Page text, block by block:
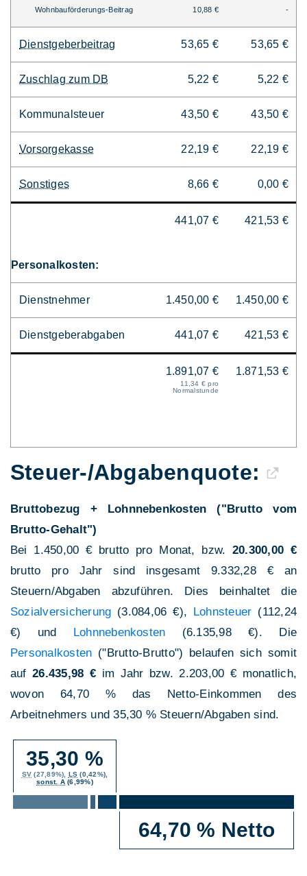
Wohnbauförderungs-Beitrag 10,88 € -
Dienstgeberbeitrag 53,65 € 53,65 €
Zuschlag zum DB 5,22 € 5,22 €
Kommunalsteuer 43,50 € 43,50 €
Vorsorgekasse 22,19 € 22,19 €
Sonstiges 8,66 € 0,00 €
441,07 € 421,53 €
Personalkosten:
Dienstnehmer 1.450,00 € 1.450,00 €
Dienstgeberabgaben 441,07 € 421,53 €
1.891,07 €
11,34 € pro
Normalstunde
1.871,53 €
Steuer-/Abgaben­quote:
Bruttobezug + Lohnnebenkosten ("Brutto vom
Brutto-Gehalt")
Bei 1.450,00 € brutto pro Monat, bzw. 20.300,00 €
brutto pro Jahr sind insgesamt 9.332,28 € an
Steuern/Abgaben abzuführen. Dies beinhaltet die
Sozialversicherung (3.084,06 €), Lohnsteuer (112,24
€) und
Lohnnebenkosten (6.135,98 €). Die
Personalkosten ("Brutto-Brutto") belaufen sich somit
auf26.435,98 € im Jahr bzw. 2.203,00 € monatlich,
wovon 64,70 % das Netto-Einkommen des
Arbeitnehmers und 35,30 % Steuern/Abgaben sind.
35,30 %
SV (27,89%), LS (0,42%),
sonst. A (6,99%)
64,70 % Netto